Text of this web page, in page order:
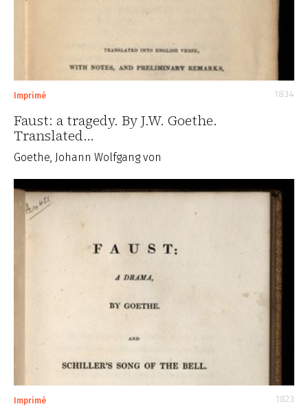
Imprimé 1834
Faust: a tragedy. By J.W. Goethe.
Translated…
Goethe, Johann Wolfgang von
Imprimé 1823